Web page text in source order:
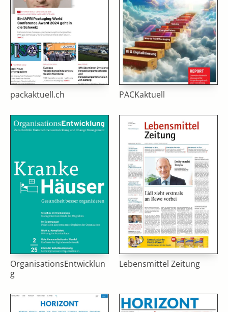
packaktuell.ch PACKaktuell
OrganisationsEntwicklun
g
Lebensmittel Zeitung